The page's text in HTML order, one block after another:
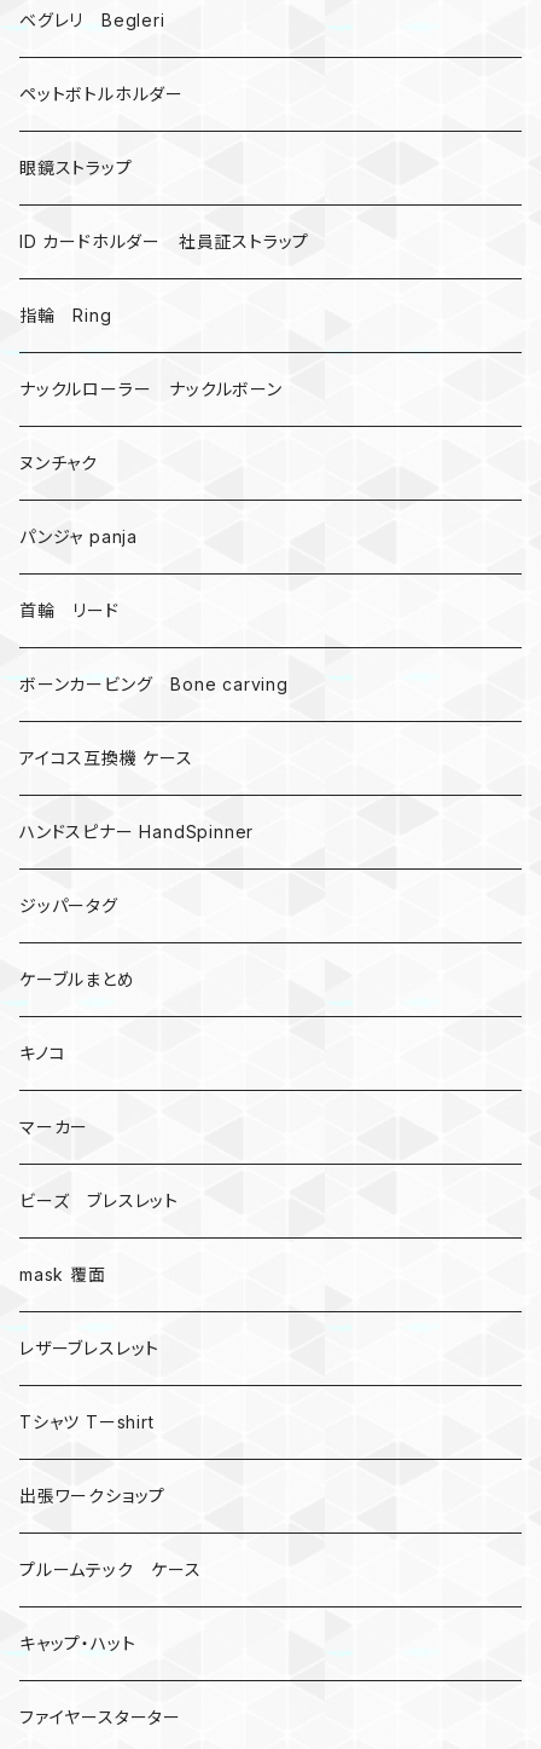
ドリームキャッチャー
カウベル 熊鈴
昆虫
ミツバチ
AirTag
戦国武将、侍
悪魔の鍵
爬虫類、蛇
DNA 螺旋
受注作成_名入り、ネーム
ベグレリ Begleri
ペットボトルホルダー
眼鏡ストラップ
ID カードホルダー 社員証ストラップ
指輪 Ring
ナックルローラー ナックルボーン
ヌンチャク
パンジャ panja
首輪 リード
ボーンカービング Bone carving
アイコス互換機 ケース
ハンドスピナー HandSpinner
ジッパータグ
ケーブルまとめ
キノコ
マーカー
ビーズ ブレスレット
mask 覆面
レザーブレスレット
Tシャツ Tーshirt
出張ワークショップ
プルームテック ケース
キャップ・ハット
ファイヤースターター